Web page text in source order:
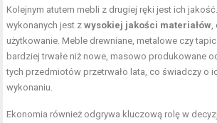
Kolejnym atutem mebli z drugiej ręki jest ich
wykonanych jest zwysokiej jakości materiałów
użytkowanie. Meble drewniane, metalowe czy
bardziej trwałe niż nowe, masowo produkowane
tych przedmiotów przetrwało lata, co świadczy o
wykonaniu.
Ekonomia również odgrywa kluczową rolę w